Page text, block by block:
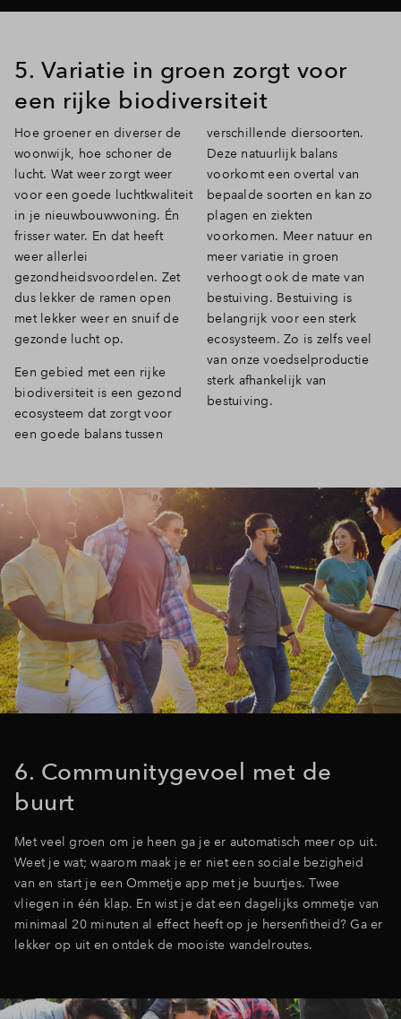
5. Variatie in groen zorgt voor
een rijke biodiversiteit
Hoe groener en diverser de
woonwijk, hoe schoner de
lucht. Wat weer zorgt weer
voor een goede luchtkwaliteit
in je nieuwbouwwoning. Én
frisser water. En dat heeft
weer allerlei
gezondheidsvoordelen. Zet
dus lekker de ramen open
met lekker weer en snuif de
gezonde lucht op.
Een gebied met een rijke
biodiversiteit is een gezond
ecosysteem dat zorgt voor
een goede balans tussen
verschillende diersoorten.
Deze natuurlijk balans
voorkomt een overtal van
bepaalde soorten en kan zo
plagen en ziekten
voorkomen. Meer natuur en
meer variatie in groen
verhoogt ook de mate van
bestuiving. Bestuiving is
belangrijk voor een sterk
ecosysteem. Zo is zelfs veel
van onze voedselproductie
sterk afhankelijk van
bestuiving.
6. Communitygevoel met de
buurt
Met veel groen om je heen ga je er automatisch meer op uit.
Weet je wat; waarom maak je er niet een sociale bezigheid
van en start je een Ommetje app met je buurtjes. Twee
vliegen in één klap. En wist je dat een dagelijks ommetje van
minimaal 20 minuten al effect heeft op je hersenfitheid? Ga er
lekker op uit en ontdek de mooiste wandelroutes.